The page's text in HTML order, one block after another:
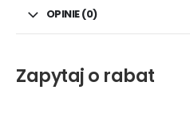
OPINIE (0)
Zapytaj o rabat